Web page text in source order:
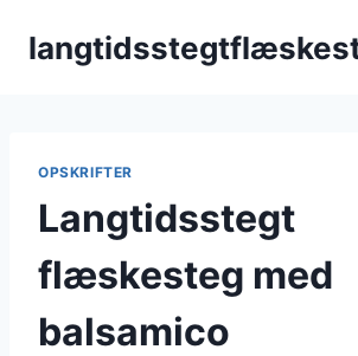
OPSKRIFTER
Langtidsstegt
flæskesteg med
balsamico